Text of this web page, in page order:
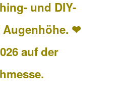
und DIY-
Augenhöhe. ❤
auf der